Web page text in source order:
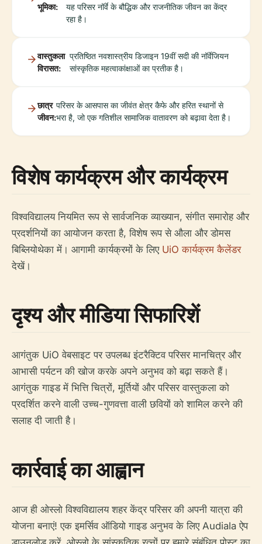
भूमिका:
यह परिसर नॉर्वे के बौद्धिक और राजनीतिक जीवन का केंद्र
रहा है।
वास्तुकला
विरासत:
प्रतिष्ठित नवशास्त्रीय डिजाइन 19वीं सदी की नॉर्वेजियन
सांस्कृतिक महत्वाकांक्षाओं का प्रतीक है।
छात्र
जीवन:
परिसर के आसपास का जीवंत क्षेत्र कैफे और हरित स्थानों से
भरा है, जो एक गतिशील सामाजिक वातावरण को बढ़ावा देता है।
विशेष कार्यक्रम और कार्यक्रम
विश्वविद्यालय नियमित रूप से सार्वजनिक व्याख्यान, संगीत समारोह और
प्रदर्शनियों का आयोजन करता है, विशेष रूप से औला और डोमस
बिब्लियोथेका में। आगामी कार्यक्रमों के लिए UiO कार्यक्रम कैलेंडर
देखें।
दृश्य और मीडिया सिफारिशें
आगंतुक UiO वेबसाइट पर उपलब्ध इंटरैक्टिव परिसर मानचित्र और
आभासी पर्यटन की खोज करके अपने अनुभव को बढ़ा सकते हैं।
आगंतुक गाइड में भित्ति चित्रों, मूर्तियों और परिसर वास्तुकला को
प्रदर्शित करने वाली उच्च-गुणवत्ता वाली छवियों को शामिल करने की
सलाह दी जाती है।
कार्रवाई का आह्वान
आज ही ओस्लो विश्वविद्यालय शहर केंद्र परिसर की अपनी यात्रा की
योजना बनाएं! एक इमर्सिव ऑडियो गाइड अनुभव के लिए Audiala ऐप